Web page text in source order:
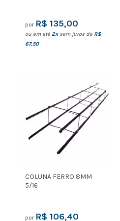
por R$ 135,00
ou em até2xsem juros de R$
67,50
COLUNA FERRO 8MM
5/16
por R$ 106,40